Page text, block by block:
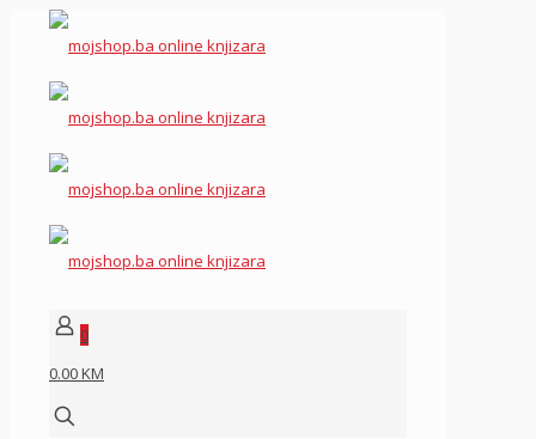
0
0.00 KM